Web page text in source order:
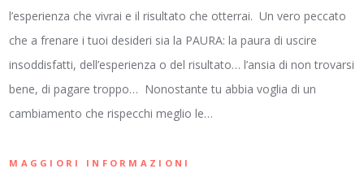
l’esperienza che vivrai e il risultato che otterrai. Un vero peccato
che a frenare i tuoi desideri sia la PAURA: la paura di uscire
insoddisfatti, dell’esperienza o del risultato… l’ansia di non trovarsi
bene, di pagare troppo… Nonostante tu abbia voglia di un
cambiamento che rispecchi meglio le…
MAGGIORI INFORMAZIONI